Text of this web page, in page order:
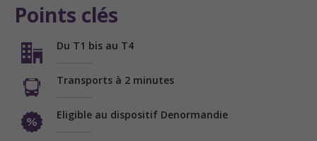
Points clés
Du T1 bis au T4
Transports à 2 minutes
Eligible au dispositif Denormandie